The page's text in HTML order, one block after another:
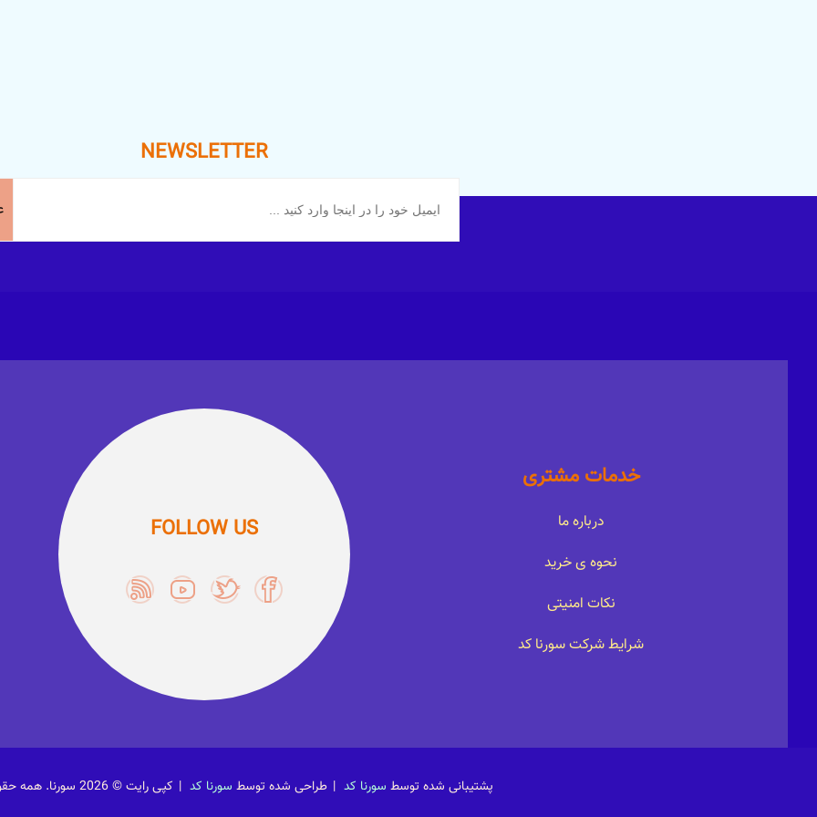
NEWSLETTER
FOLLOW US
خدمات مشتری
درباره ما
نحوه ی خرید
نکات امنیتی
شرایط شرکت سورنا کد
پشتیبانی شده توسط سورنا کد طراحی شده توسط سورنا کد کپی رایت © 2026 سورنا. همه حقوق محفوظ است.